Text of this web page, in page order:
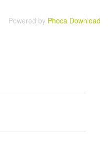
Powered by Phoca Download